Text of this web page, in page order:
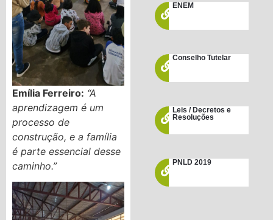
Emília Ferreiro: “A
aprendizagem é um
processo de
construção, e a família
é parte essencial desse
caminho.”
ENEM
Conselho Tutelar
Leis / Decretos e
Resoluções
PNLD 2019